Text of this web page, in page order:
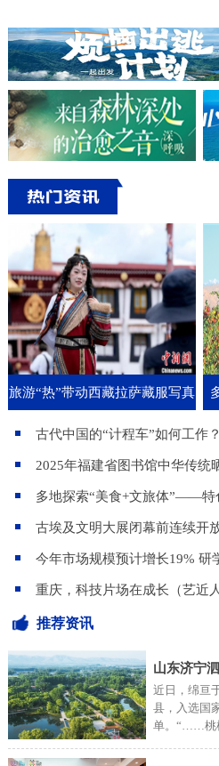
旅游“热”带动西藏拉萨藏服写真
古代中国的“计程车”如何工作
2025年福建省图书馆中华传统
多地探索“美食+文旅体”——特
重庆，科技片场在成长（艺近
推荐资讯
山东济宁
费
近日，绵亘
县，入选国
单。“……桃